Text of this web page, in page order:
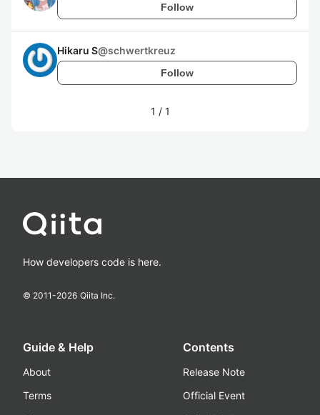
Follow
Hikaru S@schwertkreuz
Follow
1 / 1
How developers code is here.
© 2011-2026 Qiita Inc.
Guide & Help
About
Terms
Contents
Release Note
Official Event